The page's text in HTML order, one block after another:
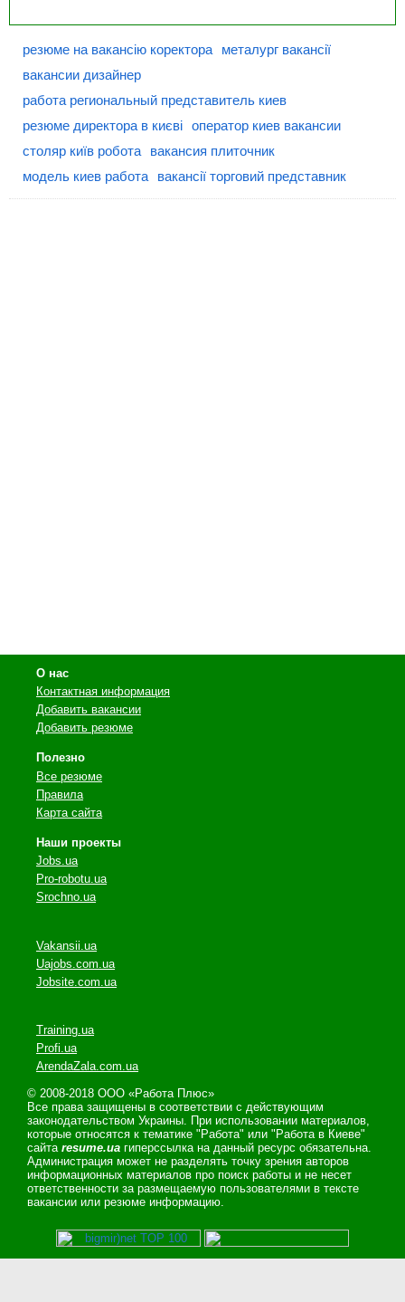
резюме на вакансію коректора
металург вакансії
вакансии дизайнер
работа региональный представитель киев
резюме директора в києві оператор киев вакансии
столяр київ робота
вакансия плиточник
модель киев работа
вакансії торговий представник
О нас
Контактная информация
Добавить вакансии
Добавить резюме
Полезно
Все резюме
Правила
Карта сайта
Наши проекты
Jobs.ua
Pro-robotu.ua
Srochno.ua
Vakansii.ua
Uajobs.com.ua
Jobsite.com.ua
Training.ua
Profi.ua
ArendaZala.com.ua
© 2008-2018 ООО «Работа Плюс»
Все права защищены в соответствии с действующим
законодательством Украины. При использовании материалов,
которые относятся к тематике "Работа" или "Работа в Киеве"
сайта resume.ua гиперссылка на данный ресурс обязательна.
Администрация может не разделять точку зрения авторов
информационных материалов про поиск работы и не несет
ответственности за размещаемую пользователями в тексте
вакансии или резюме информацию.